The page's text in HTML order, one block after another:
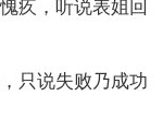
疚，听说表姐回
只说失败乃成功